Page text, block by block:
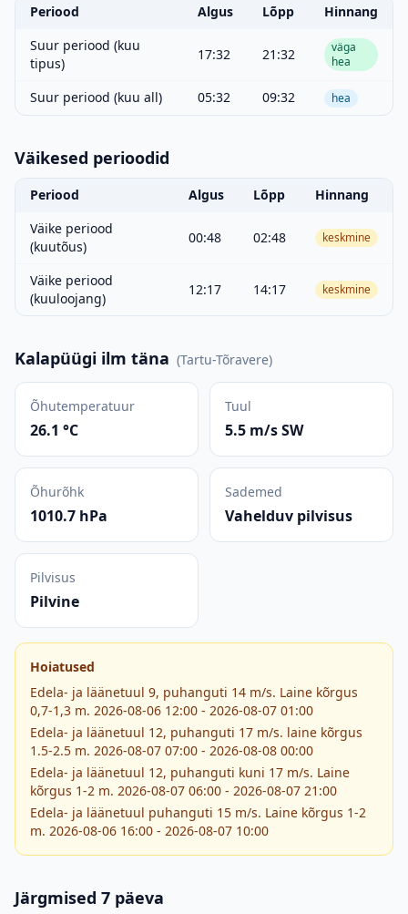
Periood Algus Lõpp
Hinnang
Suur periood (kuu
tipus)
17:32 21:32
väga
hea
Suur periood (kuu all) 05:32 09:32 hea
Väikesed perioodid
Periood Algus Lõpp
Hinnang
Väike periood
(kuutõus)
00:48 02:48 keskmine
Väike periood
(kuuloojang)
12:17 14:17 keskmine
Kalapüügi ilm täna (Tartu-Tõravere)
Õhutemperatuur
26.1 °C
Tuul
5.5 m/s SW
Õhurõhk
1010.7 hPa
Sademed
Vahelduv pilvisus
Pilvisus
Pilvine
Hoiatused
Edela- ja läänetuul 9, puhanguti 14 m/s. Laine kõrgus
0,7-1,3 m. 2026-08-06 12:00 - 2026-08-07 01:00
Edela- ja läänetuul 12, puhanguti 17 m/s. laine kõrgus
1.5-2.5 m. 2026-08-07 07:00 - 2026-08-08 00:00
Edela- ja läänetuul 12, puhanguti kuni 17 m/s. Laine
kõrgus 1-2 m. 2026-08-07 06:00 - 2026-08-07 21:00
Edela- ja läänetuul puhanguti 15 m/s. Laine kõrgus 1-2
m. 2026-08-06 16:00 - 2026-08-07 10:00
Järgmised 7 päeva